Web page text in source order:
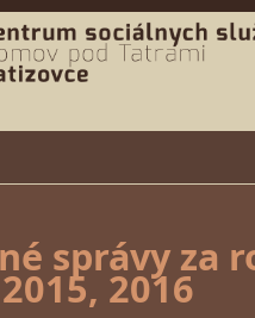
správy za
2016